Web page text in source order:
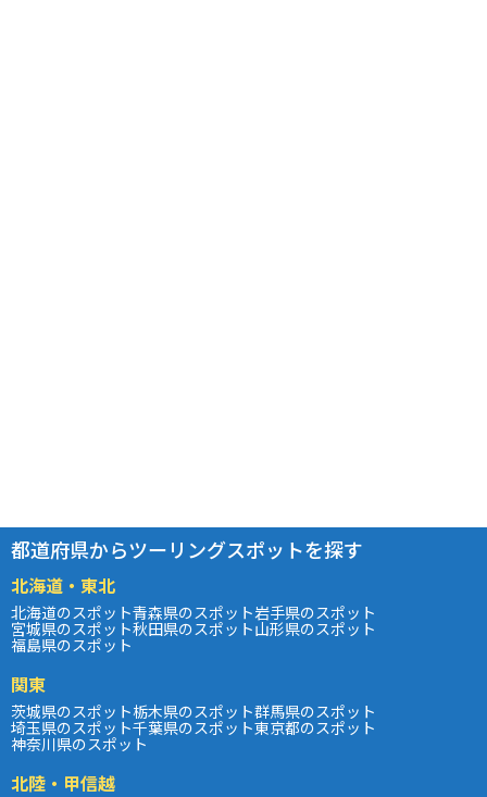
都道府県からツーリングスポットを探す
北海道・東北
北海道のスポット青森県のスポット岩手県のスポット
宮城県のスポット秋田県のスポット山形県のスポット
福島県のスポット
関東
茨城県のスポット栃木県のスポット群馬県のスポット
埼玉県のスポット千葉県のスポット東京都のスポット
神奈川県のスポット
北陸・甲信越